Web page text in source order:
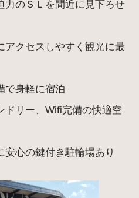
力のＳＬを間近に見下ろせ
アクセスしやすく観光に最
で身軽に宿泊
ドリー、Wifi完備の快適空
心の鍵付き駐輪場あり